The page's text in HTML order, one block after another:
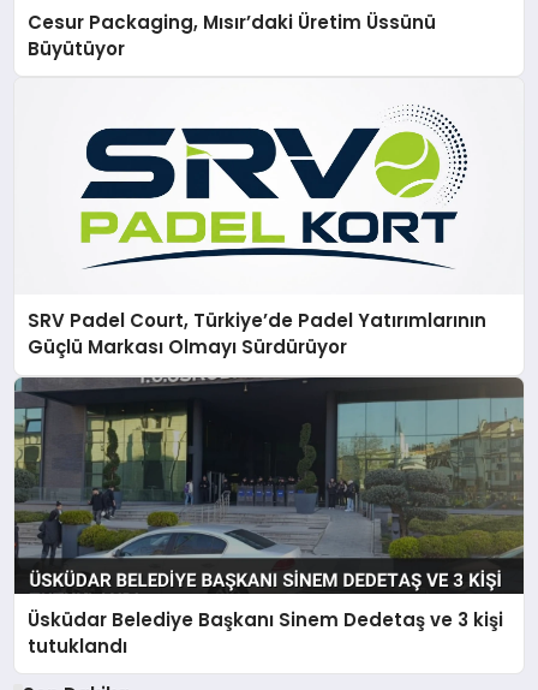
Cesur Packaging, Mısır’daki Üretim Üssünü
Büyütüyor
SRV Padel Court, Türkiye’de Padel Yatırımlarının
Güçlü Markası Olmayı Sürdürüyor
Üsküdar Belediye Başkanı Sinem Dedetaş ve 3 kişi
tutuklandı